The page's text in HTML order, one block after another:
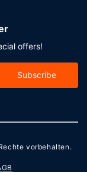
offers!
Subscribe
vorbehalten.